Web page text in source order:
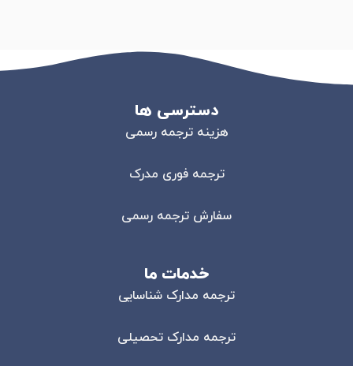
دسترسی ها
هزینه ترجمه رسمی
ترجمه فوری مدرک
سفارش ترجمه رسمی
خدمات ما
ترجمه مدارک شناسایی
ترجمه مدارک تحصیلی